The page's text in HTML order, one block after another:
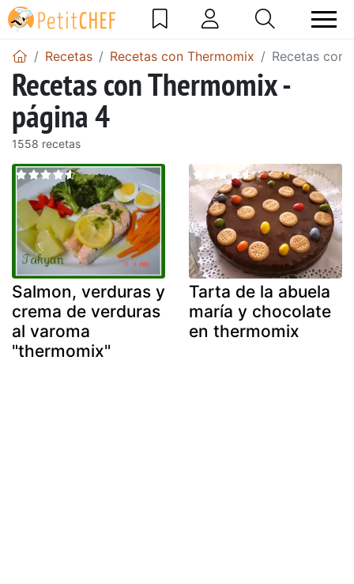
Recetas Recetas con Thermomix Recetas con
Recetas con Thermomix -
página 4
1558 recetas
Salmon, verduras y
crema de verduras
al varoma
"thermomix"
Tarta de la abuela
maría y chocolate
en thermomix